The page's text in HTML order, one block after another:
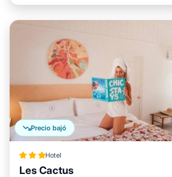
Precio bajó
Hotel
Les Cactus